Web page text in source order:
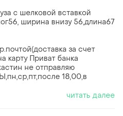
с шелковой вставкой
ширина внизу 56,длина67
за счет
карту Приват банка
не отправляю
18,00,в
читать далее